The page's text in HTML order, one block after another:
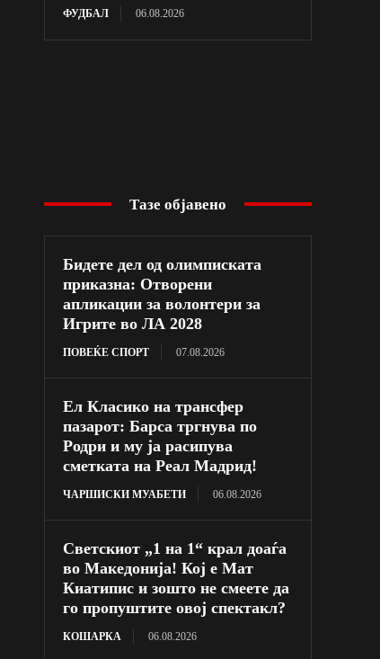
ФУДБАЛ 06.08.2026
Тазе објавено
Бидете дел од олимписката
приказна: Отворени
апликации за волонтери за
Игрите во ЛА 2028
ПОВЕЌЕ СПОРТ 07.08.2026
Ел Класико на трансфер
пазарот: Барса тргнува по
Родри и му ја расипува
сметката на Реал Мадрид!
ЧАРШИСКИ МУАБЕТИ 06.08.2026
Светскиот „1 на 1“ крал доаѓа
во Македонија! Кој е Мат
Киатипис и зошто не смеете да
го пропуштите овој спектакл?
КОШАРКА 06.08.2026